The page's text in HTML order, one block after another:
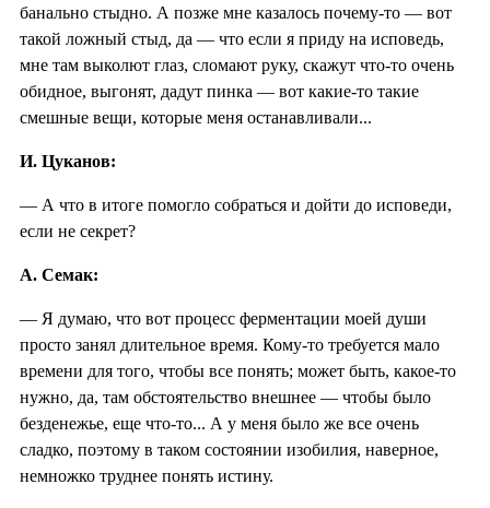
банально стыдно. А позже мне казалось почему-то — вот
такой ложный стыд, да — что если я приду на исповедь,
мне там выколют глаз, сломают руку, скажут что-то очень
обидное, выгонят, дадут пинка — вот какие-то такие
смешные вещи, которые меня останавливали...
И. Цуканов:
— А что в итоге помогло собраться и дойти до исповеди,
если не секрет?
А. Семак:
— Я думаю, что вот процесс ферментации моей души
просто занял длительное время. Кому-то требуется мало
времени для того, чтобы все понять; может быть, какое-то
нужно, да, там обстоятельство внешнее — чтобы было
безденежье, еще что-то... А у меня было же все очень
сладко, поэтому в таком состоянии изобилия, наверное,
немножко труднее понять истину.